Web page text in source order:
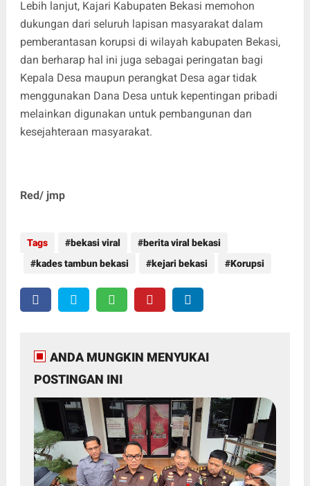
Lebih lanjut, Kajari Kabupaten Bekasi memohon
dukungan dari seluruh lapisan masyarakat dalam
pemberantasan korupsi di wilayah kabupaten Bekasi,
dan berharap hal ini juga sebagai peringatan bagi
Kepala Desa maupun perangkat Desa agar tidak
menggunakan Dana Desa untuk kepentingan pribadi
melainkan digunakan untuk pembangunan dan
kesejahteraan masyarakat.
Red/ jmp
Tags bekasi viral
berita viral bekasi
kades tambun bekasi
kejari bekasi Korupsi
ANDA MUNGKIN MENYUKAI
POSTINGAN INI